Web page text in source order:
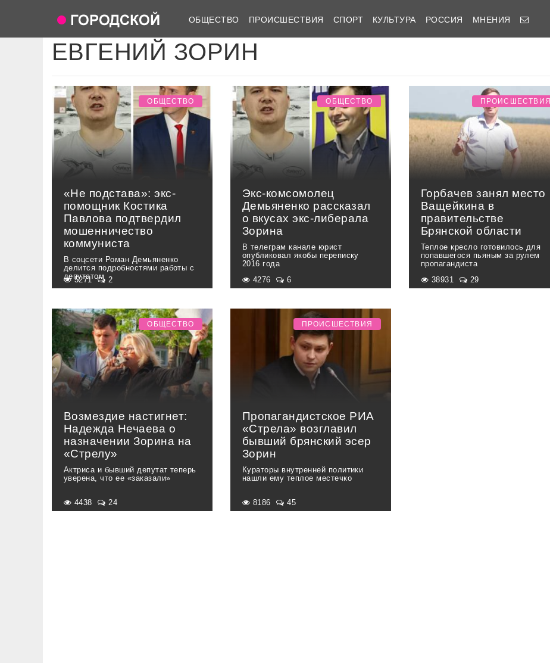
ОБЩЕСТВО ПРОИСШЕСТВИЯ СПОРТ КУЛЬТУРА РОССИЯ МНЕНИЯ
ЕВГЕНИЙ ЗОРИН
«Не подстава»: экс-
помощник Костика
Павлова подтвердил
мошенничество
коммуниста
В соцсети Роман Демьяненко
делится подробностями работы с
депутатом
ОБЩЕСТВО
5271 2
Экс-комсомолец
Демьяненко рассказал
о вкусах экс-либерала
Зорина
В телеграм канале юрист
опубликовал якобы переписку
2016 года
ОБЩЕСТВО
4276 6
Горбачев занял место
Ващейкина в
правительстве
Брянской области
Теплое кресло готовилось для
попавшегося пьяным за рулем
пропагандиста
ПРОИСШЕСТВИЯ
38931 29
Возмездие настигнет:
Надежда Нечаева о
назначении Зорина на
«Стрелу»
Актриса и бывший депутат теперь
уверена, что ее «заказали»
ОБЩЕСТВО
4438 24
Пропагандистское РИА
«Стрела» возглавил
бывший брянский эсер
Зорин
Кураторы внутренней политики
нашли ему теплое местечко
ПРОИСШЕСТВИЯ
8186 45